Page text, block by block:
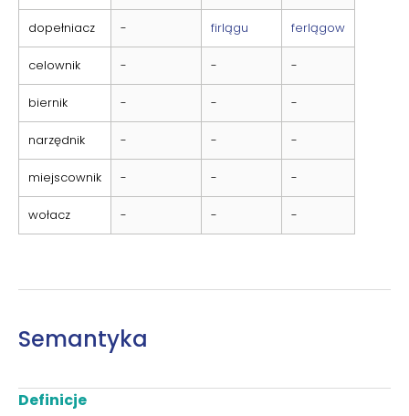
dopełniacz - firlągu ferlągow
celownik - - -
biernik - - -
narzędnik - - -
miejscownik - - -
wołacz - - -
Semantyka
Definicje